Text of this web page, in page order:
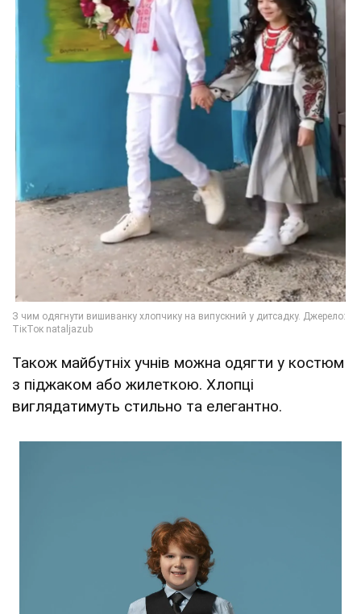
Також майбутніх учнів можна одягти у костюм
з піджаком або жилеткою. Хлопці
виглядатимуть стильно та елегантно.